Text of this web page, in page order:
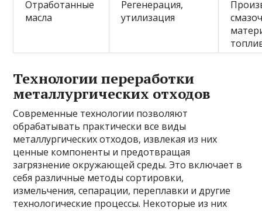
Отработанные
масла
Регенерация,
утилизация
Технологии переработки
металлургических отходов
Современные технологии позволяют
обрабатывать практически все виды
металлургических отходов, извлекая из них
ценные компоненты и предотвращая
загрязнение окружающей среды. Это включает в
себя различные методы сортировки,
измельчения, сепарации, переплавки и другие
технологические процессы. Некоторые из них